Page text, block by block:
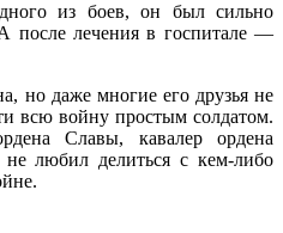
из боев, он был сильно
после лечения в госпитале —
но даже многие его друзья не
всю войну простым солдатом.
Славы, кавалер ордена
любил делиться с кем-либо